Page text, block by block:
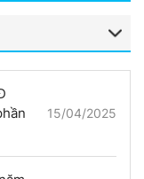
15/04/2025